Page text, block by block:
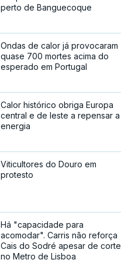
perto de Banguecoque
Ondas de calor já provocaram
quase 700 mortes acima do
esperado em Portugal
Calor histórico obriga Europa
central e de leste a repensar a
energia
Viticultores do Douro em
protesto
Há "capacidade para
acomodar". Carris não reforça
Cais do Sodré apesar de corte
no Metro de Lisboa